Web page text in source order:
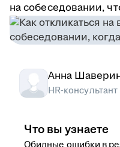
на собеседовании,
Анна
HR-консультант
Что вы узнаете